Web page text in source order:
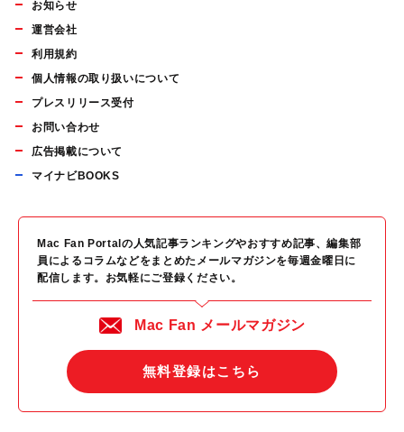
お知らせ
運営会社
利用規約
個人情報の取り扱いについて
プレスリリース受付
お問い合わせ
広告掲載について
マイナビBOOKS
Mac Fan Portalの人気記事ランキングやおすすめ記事、編集部
員によるコラムなどをまとめたメールマガジンを毎週金曜日に
配信します。お気軽にご登録ください。
Mac Fan メールマガジン
無料登録はこちら